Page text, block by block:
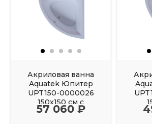
Акриловая ванна
Aquatek Юпитер
UPT150-0000026
150х150 см с
фронтальным
57 060 ₽